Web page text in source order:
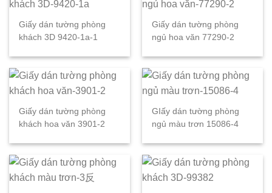
Giấy dán tường phòng
khách 3D 9420-1a-1
Giấy dán tường phòng
ngủ hoa văn 77290-2
Giấy dán tường phòng
khách hoa văn 3901-2
GIấy dán tường phòng
ngủ màu trơn 15086-4